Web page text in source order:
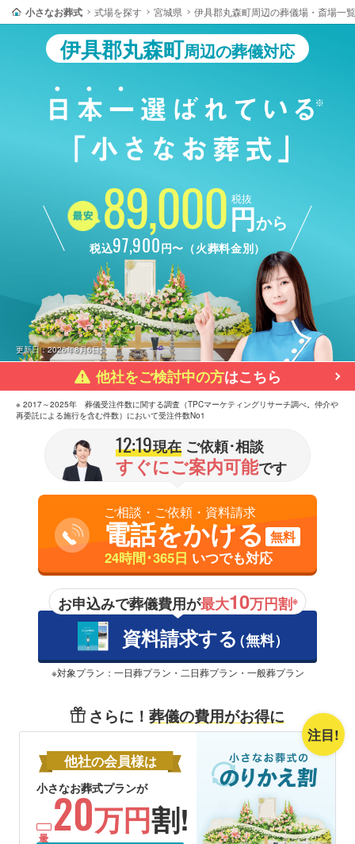
小さなお葬式 式場を探す 宮城県 伊具郡丸森町周辺の葬儀場・斎場一覧
伊具郡丸森町周辺の葬儀対応
89,000 税抜
円から
税込97,900円〜（火葬料金別）
更新日：2026年8月6日
他社をご検討中の方はこちら
※ 2017～2025年 葬儀受注件数に関する調査（TPCマーケティングリサーチ調べ。仲介や
再委託による施行を含む件数）において受注件数No1
12:19現在ご依頼･相談
すぐにご案内可能です
ご相談・ご依頼・資料請求
電話をかける 無料
24時間･365日 いつでも対応
お申込みで葬儀費用が最大10万円割※
資料請求する（無料）
※対象プラン：一日葬プラン・二日葬プラン・一般葬プラン
さらに！葬儀の費用がお得に
注目!
他社の会員様は
小さなお葬式プランが
20万円割!